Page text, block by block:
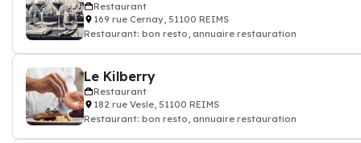
Restaurant
169 rue Cernay, 51100 REIMS
Restaurant: bon resto, annuaire restauration
Le Kilberry
Restaurant
182 rue Vesle, 51100 REIMS
Restaurant: bon resto, annuaire restauration